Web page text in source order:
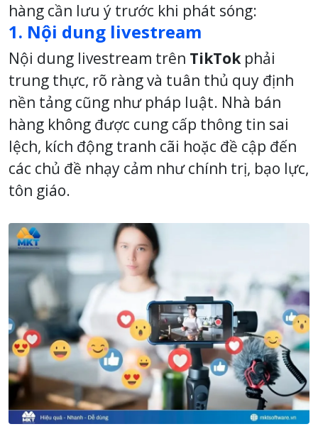
hàng cần lưu ý trước khi phát sóng:
1. Nội dung livestream
Nội dung livestream trên TikTokphải
trung thực, rõ ràng và tuân thủ quy định
nền tảng cũng như pháp luật. Nhà bán
hàng không được cung cấp thông tin sai
lệch, kích động tranh cãi hoặc đề cập đến
các chủ đề nhạy cảm như chính trị, bạo lực,
tôn giáo.